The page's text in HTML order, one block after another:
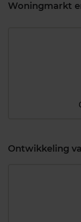
Woningmarkt
Ontwikkeling